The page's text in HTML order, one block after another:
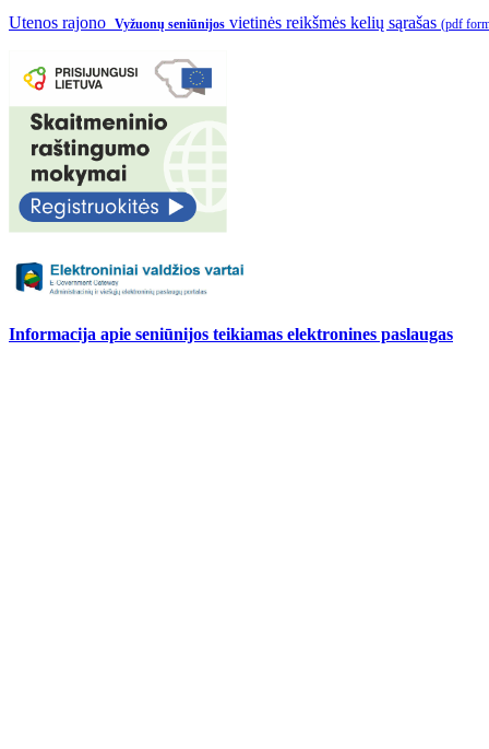
Utenos rajono Vyžuonų seniūnijos vietinės reikšmės kelių sąrašas (pdf
Informacija apie seniūnijos teikiamas elektronines paslaugas